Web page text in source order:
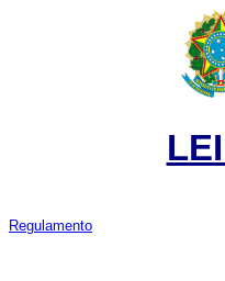
Regulamento